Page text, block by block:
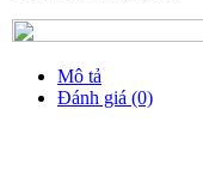
Mô tả
Đánh giá (0)